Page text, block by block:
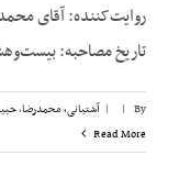
روایت‌کننده: آقای
تاریخ مصاحبه: بیست‌وهشتم
By
|
| آشتیانی، محمدرضا,
Read More